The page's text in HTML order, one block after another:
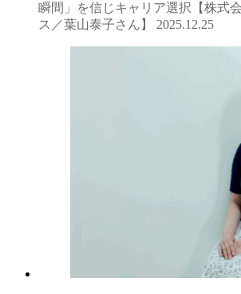
瞬間」を信じキャリア選択【株式
ス／葉山泰子さん】 2025.12.25